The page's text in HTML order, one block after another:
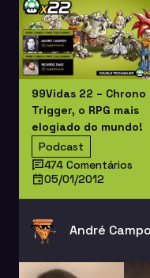
99Vidas 22 – Chrono
Trigger, o RPG mais
elogiado do mundo!
Podcast
474 Comentários
05/01/2012
André